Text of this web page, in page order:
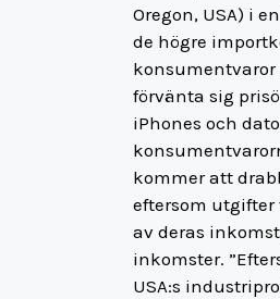
Oregon, USA) i
de högre
förvänta sig
iPhones och
kommer att
eftersom utgifter
av deras
inkomster.
USA:s